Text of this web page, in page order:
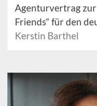
Agenturvertrag
Friends“ für den
Kerstin Barthel